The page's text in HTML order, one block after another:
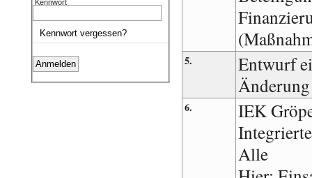
Kennwort
Kennwort vergessen?
5.
Entwurf
6.
IEK
Alle